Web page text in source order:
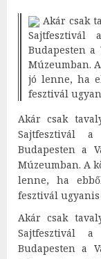
Akár csak
Budapesten a
Múzeumban.
jó lenne, ha
fesztivál
Akár csak
Sajtfesztivál
Budapesten a
Múzeumban. A
lenne, ha
fesztivál ugyanis
Akár csak
Sajtfesztivál
Budapesten a